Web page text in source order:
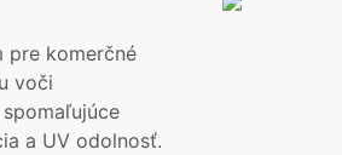
pre komerčné
voči
a UV odolnosť.